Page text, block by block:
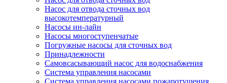
Насос для отвода сточных вод
высокотемпературный
Насосы ин-лайн
Насосы многоступенчатые
Погружные насосы для сточных вод
Принадлежности
Самовсасывающий насос для водоснабжения
Система управления насосами
Система управления насосами пожаротушения